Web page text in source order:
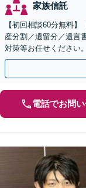
家族信託
【初回相談60分無料
産分割／遺留分／遺言
対策等お任せください
話相談可】
電話でお問